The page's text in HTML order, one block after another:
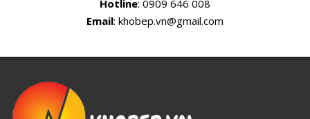
Hotline: 0909 646 008
Email: khobep.vn@gmail.com